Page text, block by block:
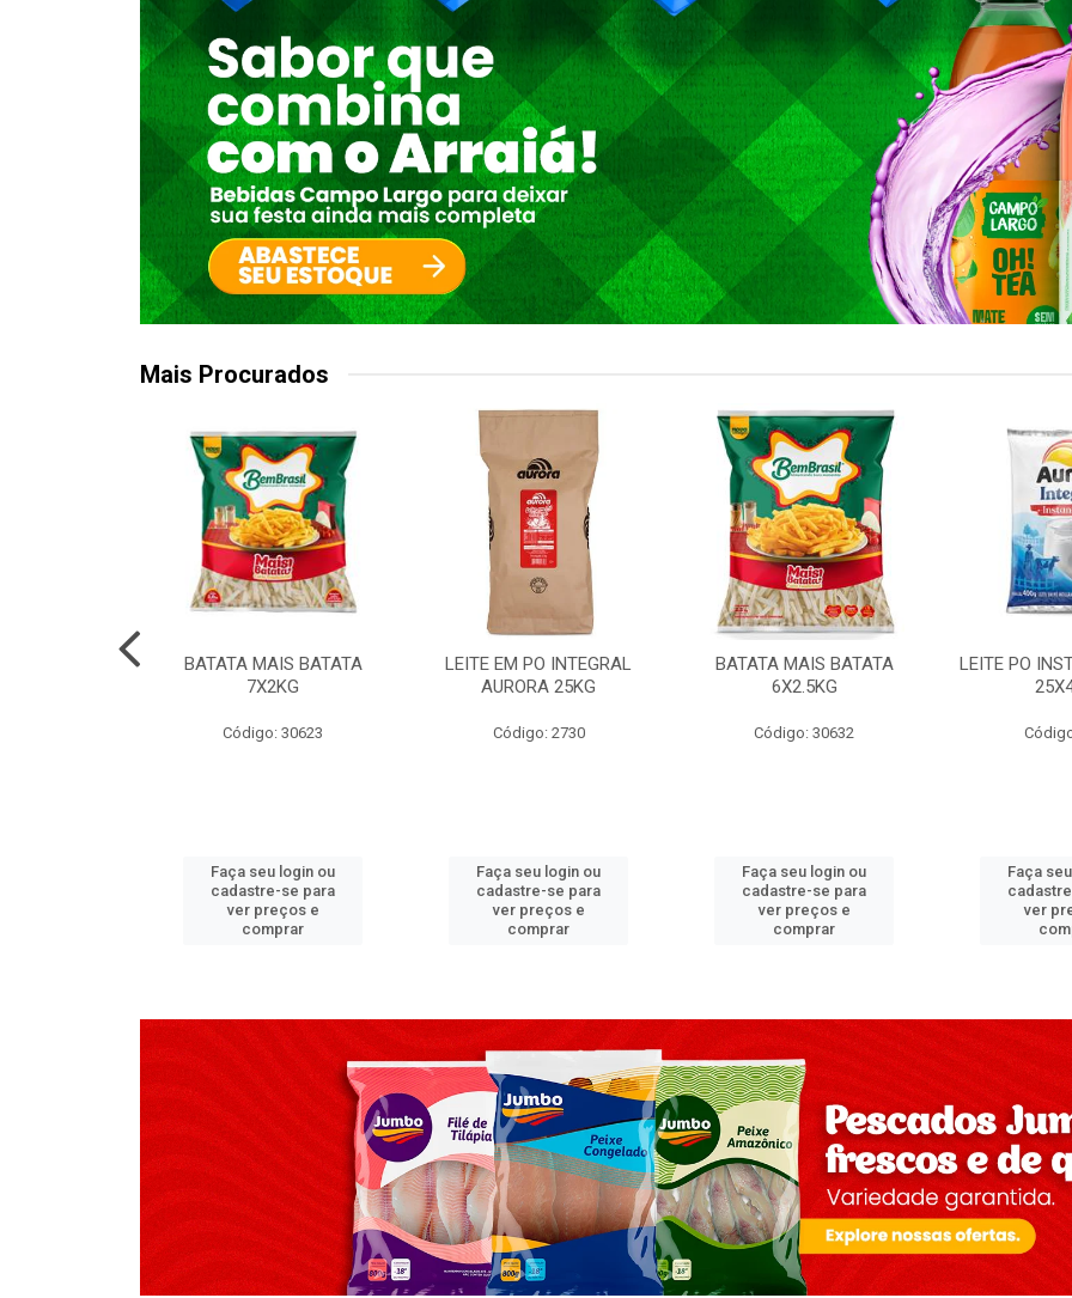
Mais Procurados
BATATA MAIS BATATA
7X2KG
Código: 30623
Faça seu login ou
cadastre-se para
ver preços e
comprar
LEITE EM PO INTEGRAL
AURORA 25KG
Código: 2730
Faça seu login ou
cadastre-se para
ver preços e
comprar
BATATA MAIS BATATA
6X2.5KG
Código: 30632
Faça seu login ou
cadastre-se para
ver preços e
comprar
LEITE PO
Faça
ver